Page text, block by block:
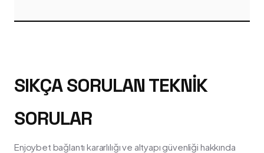
SIKÇA SORULAN TEKNIK
SORULAR
Enjoybet bağlantı kararlılığı ve altyapı güvenliği hakkında